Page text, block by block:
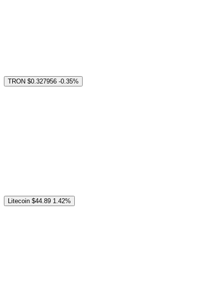
TRON $0.327956 -0.35%
Litecoin $44.89 1.42%